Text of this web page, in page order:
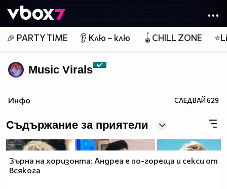
👾
🎉 PARTY TIME 👂 Клю – клю 🪀CHILL ZONE
Music Virals
Инфо СЛЕДВАЙ629
Съдържание за приятели
Зърна на хоризонта: Андреа е по-гореща и секси от
всякога